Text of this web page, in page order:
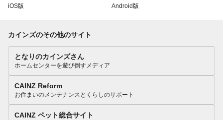
iOS版 Android版
カインズのその他のサイト
となりのカインズさん
ホームセンターを遊び倒すメディア
CAINZ Reform
お住まいのメンテナンスとくらしのサポート
CAINZ ペット総合サイト